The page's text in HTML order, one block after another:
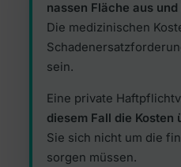
nassen Fläche aus
Die medizinischen
sein.
Eine private
diesem Fall die Kosten
Sie sich nicht um die
sorgen müssen.